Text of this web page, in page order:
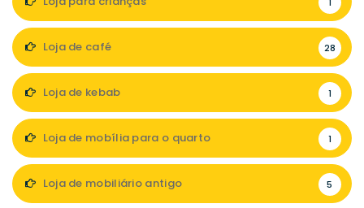
1
Loja de café 28
Loja de kebab 1
Loja de mobília para o quarto 1
Loja de mobiliário antigo 5